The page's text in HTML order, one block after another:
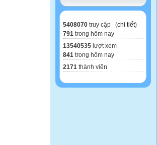
5408070 truy cập (chi tiết)
791 trong hôm nay
13540535 lượt xem
841 trong hôm nay
2171 thành viên